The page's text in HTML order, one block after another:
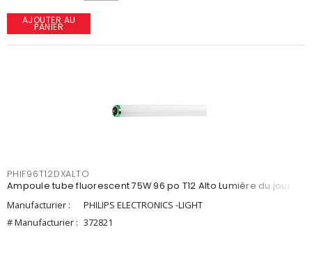
AJOUTER AU
PANIER
PHIF96T12DXALTO
Ampoule tube fluorescent 75W 96 po T12 Alto Lumière du jour
Manufacturier :
PHILIPS ELECTRONICS -LIGHT
# Manufacturier : 372821